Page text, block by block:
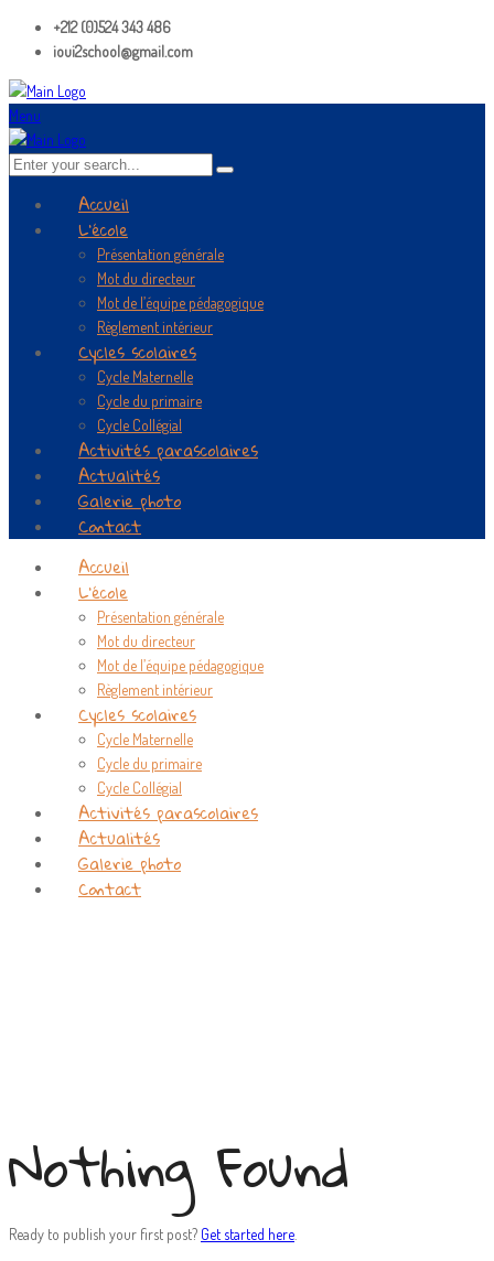
+212 (0)524 343 486
ioui2school@gmail.com
Menu
Accueil
L’école
Présentation générale
Mot du directeur
Mot de l’équipe pédagogique
Règlement intérieur
Cycles scolaires
Cycle Maternelle
Cycle du primaire
Cycle Collégial
Activités parascolaires
Actualités
Galerie photo
Contact
Accueil
L’école
Présentation générale
Mot du directeur
Mot de l’équipe pédagogique
Règlement intérieur
Cycles scolaires
Cycle Maternelle
Cycle du primaire
Cycle Collégial
Activités parascolaires
Actualités
Galerie photo
Contact
Nothing Found
Ready to publish your first post? Get started here